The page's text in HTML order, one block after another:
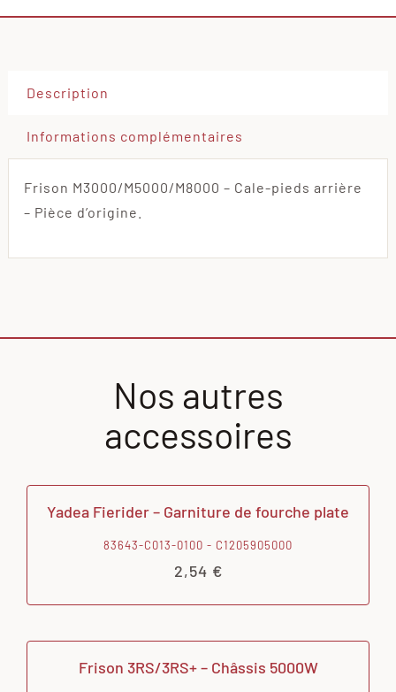
Description
Informations complémentaires
Frison M3000/M5000/M8000 – Cale-pieds arrière
– Pièce d’origine.
Nos autres
accessoires
Yadea Fierider – Garniture de fourche plate
83643-C013-0100 - C1205905000
2,54 €
Frison 3RS/3RS+ – Châssis 5000W